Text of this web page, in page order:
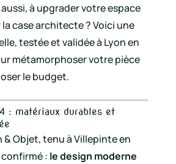
à upgrader votre espace
case architecte ? Voici une
testée et validée à Lyon en
métamorphoser votre pièce
le budget.
: matériaux durables et
& Objet, tenu à Villepinte en
confirmé : le design moderne